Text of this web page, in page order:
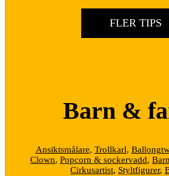
FLER TIPS
Barn &
Ansiktsmålare, Trollkarl,
Clown, Popcorn & sockervadd,
Cirkusartist, Styltfigurer,